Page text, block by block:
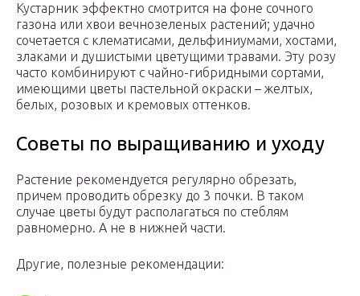
Кустарник эффектно смотрится на фоне сочного
газона или хвои вечнозеленых растений; удачно
сочетается с клематисами, дельфиниумами, хостами,
злаками и душистыми цветущими травами. Эту розу
часто комбинируют с чайно-гибридными сортами,
имеющими цветы пастельной окраски – желтых,
белых, розовых и кремовых оттенков.
Советы по выращиванию и уходу
Растение рекомендуется регулярно обрезать,
причем проводить обрезку до 3 почки. В таком
случае цветы будут располагаться по стеблям
равномерно. А не в нижней части.
Другие, полезные рекомендации: